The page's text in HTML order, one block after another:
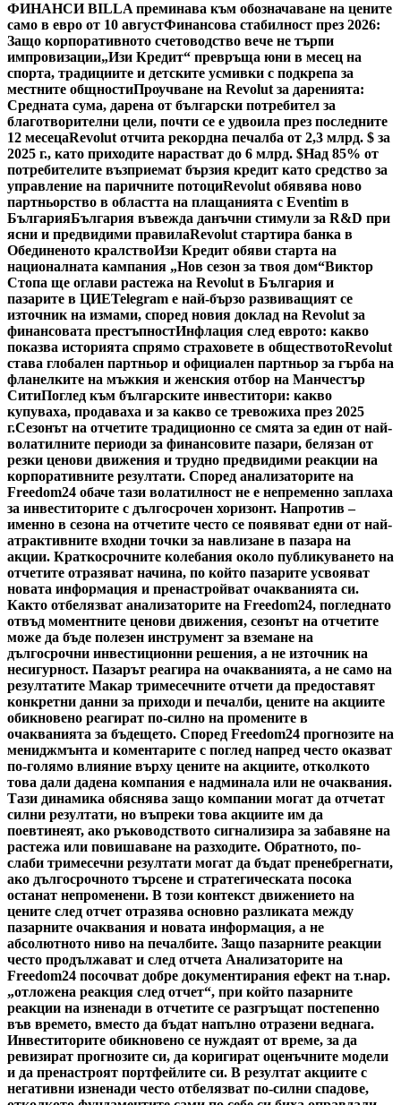
ФИНАНСИ BILLA преминава към обозначаване на цените
само в евро от 10 августФинансова стабилност през 2026:
Защо корпоративното счетоводство вече не търпи
импровизации„Изи Кредит“ превръща юни в месец на
спорта, традициите и детските усмивки с подкрепа за
местните общностиПроучване на Revolut за даренията:
Средната сума, дарена от български потребител за
благотворителни цели, почти се е удвоила през последните
12 месецаRevolut отчита рекордна печалба от 2,3 млрд. $ за
2025 г., като приходите нарастват до 6 млрд. $Над 85% от
потребителите възприемат бързия кредит като средство за
управление на паричните потоциRevolut обявява ново
партньорство в областта на плащанията с Eventim в
БългарияБългария въвежда данъчни стимули за R&D при
ясни и предвидими правилаRevolut стартира банка в
Обединеното кралствоИзи Кредит обяви старта на
националната кампания „Нов сезон за твоя дом“Виктор
Стопа ще оглави растежа на Revolut в България и
пазарите в ЦИЕTelegram е най-бързо развиващият се
източник на измами, според новия доклад на Revolut за
финансовата престъпностИнфлация след еврото: какво
показва историята спрямо страховете в обществотоRevolut
става глобален партньор и официален партньор за гърба на
фланелките на мъжкия и женския отбор на Манчестър
СитиПоглед към българските инвеститори: какво
купуваха, продаваха и за какво се тревожиха през 2025
г.Сезонът на отчетите традиционно се смята за един от най-
волатилните периоди за финансовите пазари, белязан от
резки ценови движения и трудно предвидими реакции на
корпоративните резултати. Според анализаторите на
Freedom24 обаче тази волатилност не е непременно заплаха
за инвеститорите с дългосрочен хоризонт. Напротив –
именно в сезона на отчетите често се появяват едни от най-
атрактивните входни точки за навлизане в пазара на
акции. Краткосрочните колебания около публикуването на
отчетите отразяват начина, по който пазарите усвояват
новата информация и пренастройват очакванията си.
Както отбелязват анализаторите на Freedom24, погледнато
отвъд моментните ценови движения, сезонът на отчетите
може да бъде полезен инструмент за вземане на
дългосрочни инвестиционни решения, а не източник на
несигурност. Пазарът реагира на очакванията, а не само на
резултатите Макар тримесечните отчети да предоставят
конкретни данни за приходи и печалби, цените на акциите
обикновено реагират по-силно на промените в
очакванията за бъдещето. Според Freedom24 прогнозите на
мениджмънта и коментарите с поглед напред често оказват
по-голямо влияние върху цените на акциите, отколкото
това дали дадена компания е надминала или не очаквания.
Тази динамика обяснява защо компании могат да отчетат
силни резултати, но въпреки това акциите им да
поевтинеят, ако ръководството сигнализира за забавяне на
растежа или повишаване на разходите. Обратното, по-
слаби тримесечни резултати могат да бъдат пренебрегнати,
ако дългосрочното търсене и стратегическата посока
останат непроменени. В този контекст движението на
цените след отчет отразява основно разликата между
пазарните очаквания и новата информация, а не
абсолютното ниво на печалбите. Защо пазарните реакции
често продължават и след отчета Анализаторите на
Freedom24 посочват добре документирания ефект на т.нар.
„отложена реакция след отчет“, при който пазарните
реакции на изненади в отчетите се разгръщат постепенно
във времето, вместо да бъдат напълно отразени веднага.
Инвеститорите обикновено се нуждаят от време, за да
ревизират прогнозите си, да коригират оценъчните модели
и да пренастроят портфейлите си. В резултат акциите с
негативни изненади често отбелязват по-силни спадове,